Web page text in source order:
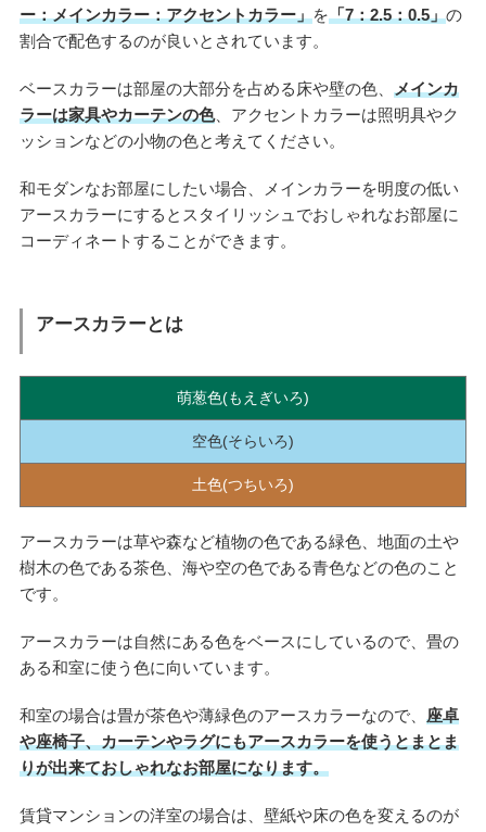
ー：メインカラー：アクセントカラー」を「7：2.5：0.5」の
割合で配色するのが良いとされています。
ベースカラーは部屋の大部分を占める床や壁の色、 メインカ
ラーは家具やカーテンの色、アクセントカラーは照明具やク
ッションなどの小物の色と考えてください。
和モダンなお部屋にしたい場合、メインカラーを明度の低い
アースカラーにするとスタイリッシュでおしゃれなお部屋に
コーディネートすることができます。
アースカラーとは
萌葱色(もえぎいろ)
空色(そらいろ)
土色(つちいろ)
アースカラーは草や森など植物の色である緑色、地面の土や
樹木の色である茶色、海や空の色である青色などの色のこと
です。
アースカラーは自然にある色をベースにしているので、畳の
ある和室に使う色に向いています。
和室の場合は畳が茶色や薄緑色のアースカラーなので、 座卓
や座椅子、カーテンやラグにもアースカラーを使うとまとま
りが出来ておしゃれなお部屋になります。
賃貸マンションの洋室の場合は、壁紙や床の色を変えるのが